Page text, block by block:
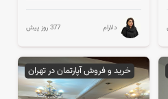
دلارام 377 روز پیش
خرید و فروش آپارتمان در تهران